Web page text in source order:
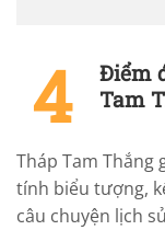
Điểm
Tam
Tháp Tam
tính biểu tượng,
câu chuyện lịch